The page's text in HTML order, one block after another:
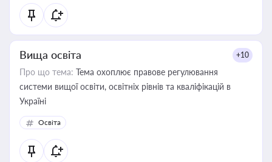
Вища освіта +10
Про що тема: Тема охоплює правове регулювання
системи вищої освіти, освітніх рівнів та кваліфікацій в
Україні
Освіта